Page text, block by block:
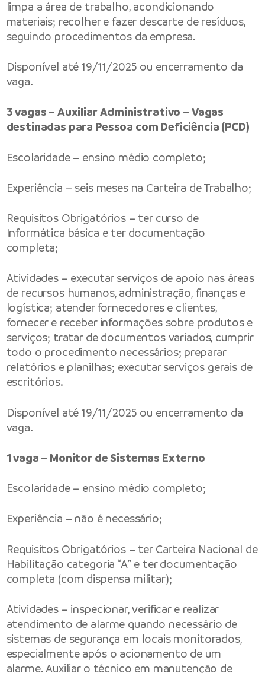
limpa a área de trabalho, acondicionando
materiais; recolher e fazer descarte de resíduos,
seguindo procedimentos da empresa.
Disponível até 19/11/2025 ou encerramento da
vaga.
3 vagas – Auxiliar Administrativo – Vagas
destinadas para Pessoa com Deficiência (PCD)
Escolaridade – ensino médio completo;
Experiência – seis meses na Carteira de Trabalho;
Requisitos Obrigatórios – ter curso de
Informática básica e ter documentação
completa;
Atividades – executar serviços de apoio nas áreas
de recursos humanos, administração, finanças e
logística; atender fornecedores e clientes,
fornecer e receber informações sobre produtos e
serviços; tratar de documentos variados, cumprir
todo o procedimento necessários; preparar
relatórios e planilhas; executar serviços gerais de
escritórios.
Disponível até 19/11/2025 ou encerramento da
vaga.
1 vaga – Monitor de Sistemas Externo
Escolaridade – ensino médio completo;
Experiência – não é necessário;
Requisitos Obrigatórios – ter Carteira Nacional de
Habilitação categoria “A” e ter documentação
completa (com dispensa militar);
Atividades – inspecionar, verificar e realizar
atendimento de alarme quando necessário de
sistemas de segurança em locais monitorados,
especialmente após o acionamento de um
alarme. Auxiliar o técnico em manutenção de